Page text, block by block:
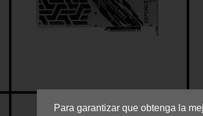
Para garantizar que obtenga la